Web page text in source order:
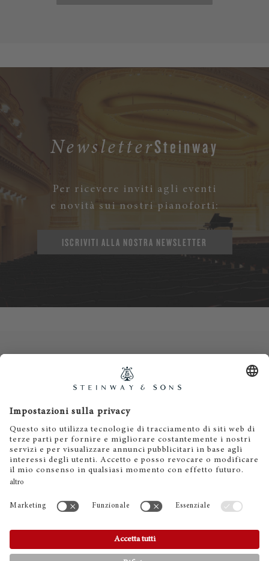
NewsletterSteinway
Per ricevere inviti agli eventi
e novità sui nostri pianoforti:
ISCRIVITI ALLA NOSTRA NEWSLETTER
Informativa privacy
Termini e condizioni
Cookies